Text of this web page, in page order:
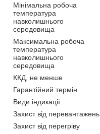
Мінімальна робоча
температура
навколишнього
середовища
Максимальна робоча
температура
навколишнього
середовища
ККД, не менше
Гарантійний термін
Види індикації
Захист від перевантажень
Захист від перегріву